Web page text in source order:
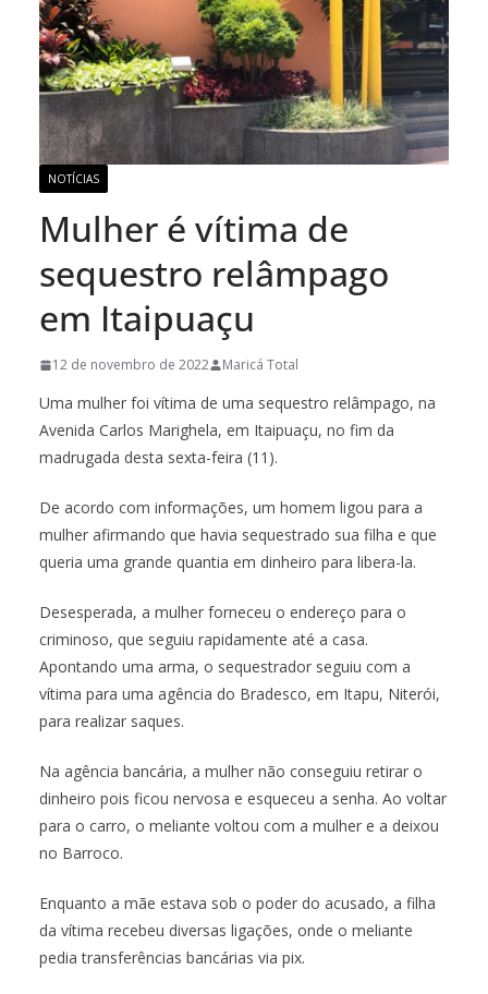
NOTÍCIAS
Mulher é vítima de
sequestro relâmpago
em Itaipuaçu
12 de novembro de 2022 Maricá Total
Uma mulher foi vítima de uma sequestro relâmpago, na
Avenida Carlos Marighela, em Itaipuaçu, no fim da
madrugada desta sexta-feira (11).
De acordo com informações, um homem ligou para a
mulher afirmando que havia sequestrado sua filha e que
queria uma grande quantia em dinheiro para libera-la.
Desesperada, a mulher forneceu o endereço para o
criminoso, que seguiu rapidamente até a casa.
Apontando uma arma, o sequestrador seguiu com a
vítima para uma agência do Bradesco, em Itapu, Niterói,
para realizar saques.
Na agência bancária, a mulher não conseguiu retirar o
dinheiro pois ficou nervosa e esqueceu a senha. Ao voltar
para o carro, o meliante voltou com a mulher e a deixou
no Barroco.
Enquanto a mãe estava sob o poder do acusado, a filha
da vítima recebeu diversas ligações, onde o meliante
pedia transferências bancárias via pix.